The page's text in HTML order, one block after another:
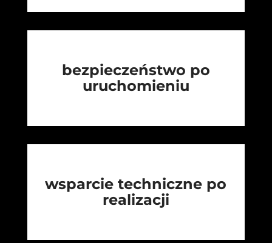
bezpieczeństwo po
uruchomieniu
wsparcie techniczne po
realizacji